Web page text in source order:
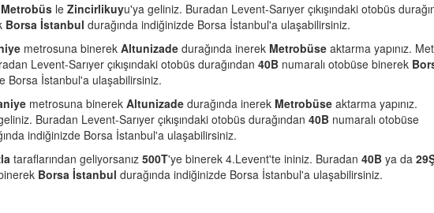
Metrobüs le Zincirlikuyu'ya geliniz. Buradan Levent-Sarıyer çıkışındaki otobüs
Borsa İstanbul durağında indiğinizde Borsa İstanbul'a ulaşabilirsiniz.
metrosuna binerek Altunizade durağında inerek Metrobüse aktarma yapınız.
Levent-Sarıyer çıkışındaki otobüs durağından 40B numaralı otobüse binerek
Borsa İstanbul'a ulaşabilirsiniz.
metrosuna binerek Altunizade durağında inerek Metrobüse aktarma yapınız.
Buradan Levent-Sarıyer çıkışındaki otobüs durağından 40B numaralı otobüse
indiğinizde Borsa İstanbul'a ulaşabilirsiniz.
taraflarından geliyorsanız 500T'ye binerek 4.Levent'te ininiz. Buradan 40B ya da
Borsa İstanbul durağında indiğinizde Borsa İstanbul'a ulaşabilirsiniz.